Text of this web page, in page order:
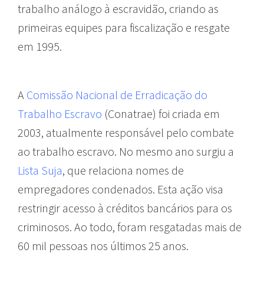
trabalho análogo à escravidão, criando as
primeiras equipes para fiscalização e resgate
em 1995.
A Comissão Nacional de Erradicação do
Trabalho Escravo (Conatrae) foi criada em
2003, atualmente responsável pelo combate
ao trabalho escravo. No mesmo ano surgiu a
Lista Suja, que relaciona nomes de
empregadores condenados. Esta ação visa
restringir acesso à créditos bancários para os
criminosos. Ao todo, foram resgatadas mais de
60 mil pessoas nos últimos 25 anos.